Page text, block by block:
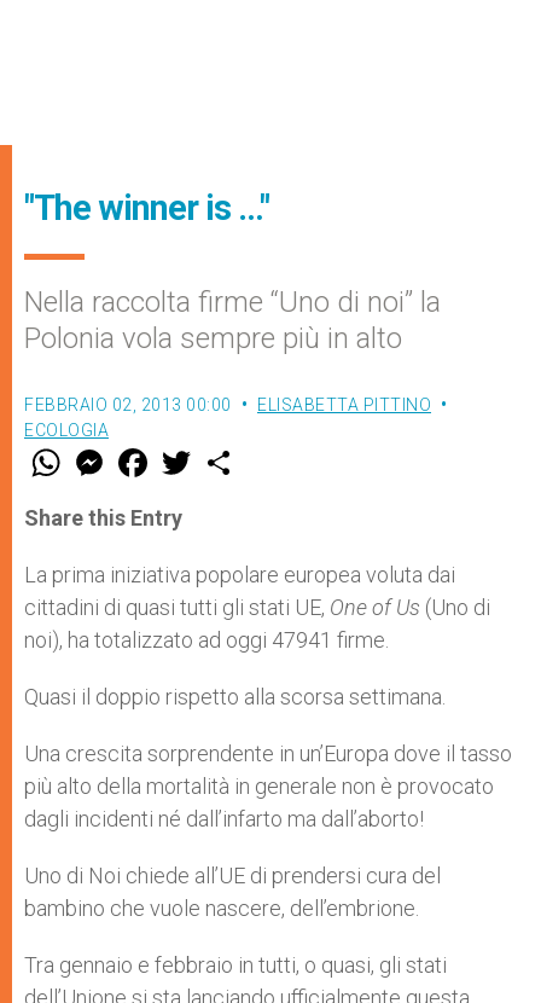
"The winner is …"
Nella raccolta firme “Uno di noi” la
Polonia vola sempre più in alto
FEBBRAIO 02, 2013 00:00
ELISABETTA PITTINO
ECOLOGIA
W
t
s
p
p
M
e
s
e
g
e
r
F
a
e
b
o
k
w
r
Share this Entry
La prima iniziativa popolare europea voluta dai
cittadini di quasi tutti gli stati UE, One of Us (Uno di
noi), ha totalizzato ad oggi 47941 firme.
Quasi il doppio rispetto alla scorsa settimana.
Una crescita sorprendente in un’Europa dove il tasso
più alto della mortalità in generale non è provocato
dagli incidenti né dall’infarto ma dall’aborto!
Uno di Noi chiede all’UE di prendersi cura del
bambino che vuole nascere, dell’embrione.
Tra gennaio e febbraio in tutti, o quasi, gli stati
dell’Unione si sta lanciando ufficialmente questa